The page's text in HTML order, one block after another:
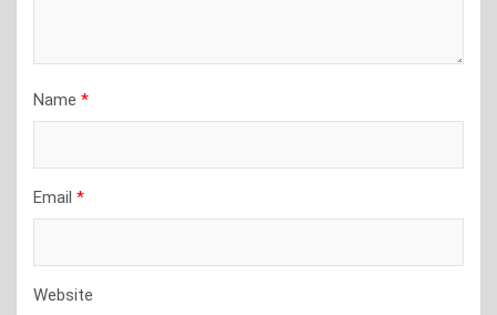
Name *
Email *
Website